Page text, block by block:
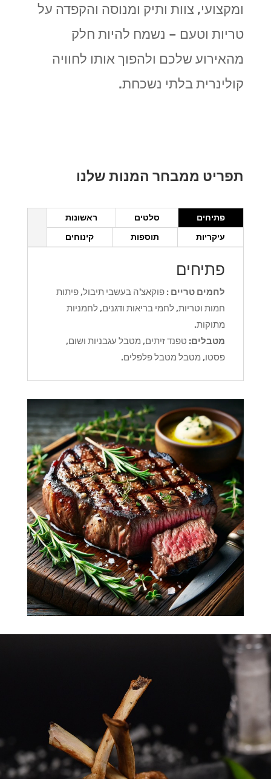
ומקצועי, צוות ותיק ומנוסה והקפדה על
טריות וטעם – נשמח להיות חלק
מהאירוע שלכם ולהפוך אותו לחוויה
קולינרית בלתי נשכחת.
תפריט ממבחר המנות שלנו
פתיחים סלטים
ראשונות
עיקריות
תוספות קינוחים
פתיחים
לחמים טריים : פוקאצ'ה בעשבי תיבול, פיתות
חמות וטריות, לחמי בריאות ודגנים, לחמניות
מתוקות.
מטבלים: טפנד זיתים, מטבל עגבניות ושום,
פסטו, מטבל מטבל פלפלים.